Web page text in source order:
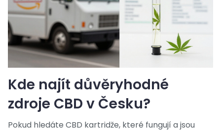
Kde najít důvěryhodné
zdroje CBD v Česku?
Pokud hledáte CBD kartridže, které fungují a jsou